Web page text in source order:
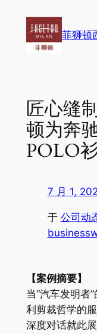
菲狮顿
匠心缝
顿为奔
POLO
7 月 1,
于 公司动
【案例摘要】
当“汽车发明者
利剪裁哲学的
深度对话就此